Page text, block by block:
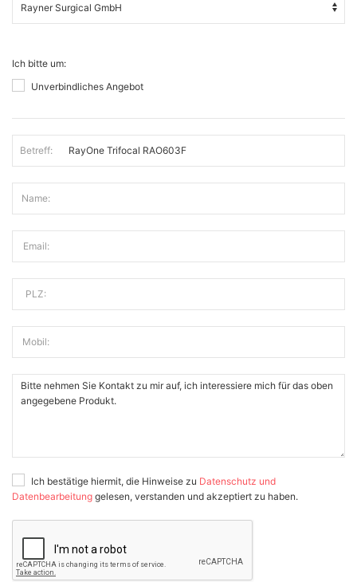
Ich bitte um:
Unverbindliches Angebot
Betreff:
Name:
Email:
PLZ:
Mobil:
Ich bestätige hiermit, die Hinweise zu Datenschutz und
Datenbearbeitung gelesen, verstanden und akzeptiert zu haben.